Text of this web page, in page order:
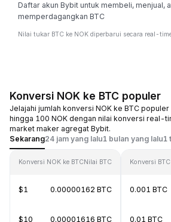
Daftar akun Bybit untuk membeli, menjual,
memperdagangkan BTC
Nilai tukar BTC ke NOK diperbarui secara real-
Konversi NOK ke BTC populer
Jelajahi jumlah konversi NOK ke BTC
hingga 100 NOK dengan nilai konversi real-
market maker agregat Bybit.
Sekarang24 jam yang lalu1 bulan yang lalu1
Konversi NOK ke BTCNilai BTC
$1 0.00000162 BTC
$10 0.00001616 BTC
Konversi
0.001 BTC
0.01 BTC